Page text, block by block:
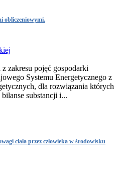
obliczeniowymi.
zakresu pojęć gospodarki
Systemu Energetycznego z
dla rozwiązania których
substancji i...
ciała przez człowieka w środowisku